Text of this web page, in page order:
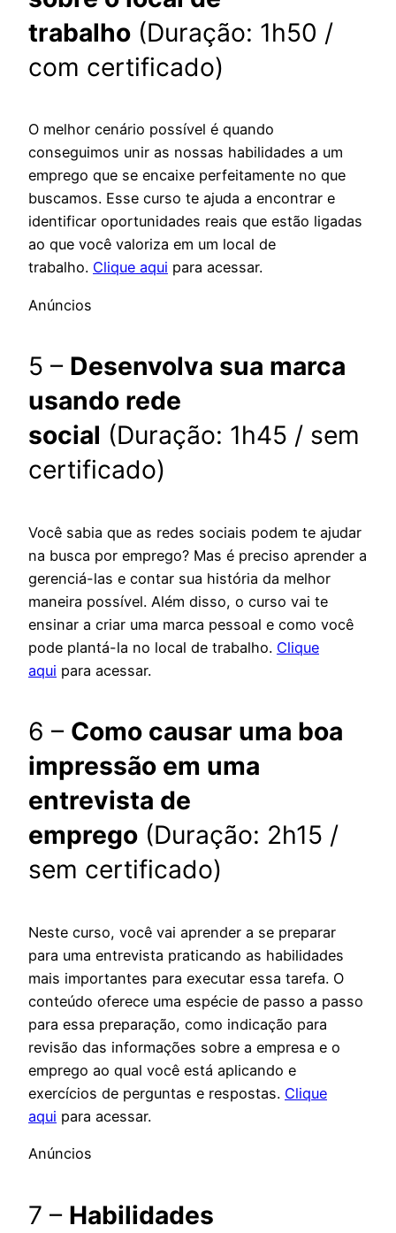
trabalho (Duração: 1h50 /
com certificado)
O melhor cenário possível é quando
conseguimos unir as nossas habilidades a um
emprego que se encaixe perfeitamente no que
buscamos. Esse curso te ajuda a encontrar e
identificar oportunidades reais que estão ligadas
ao que você valoriza em um local de
trabalho. Clique aqui para acessar.
Anúncios
5 – Desenvolva sua marca
usando rede
social (Duração: 1h45 / sem
certificado)
Você sabia que as redes sociais podem te ajudar
na busca por emprego? Mas é preciso aprender a
gerenciá-las e contar sua história da melhor
maneira possível. Além disso, o curso vai te
ensinar a criar uma marca pessoal e como você
pode plantá-la no local de trabalho. Clique
aqui para acessar.
6 – Como causar uma boa
impressão em uma
entrevista de
emprego (Duração: 2h15 /
sem certificado)
Neste curso, você vai aprender a se preparar
para uma entrevista praticando as habilidades
mais importantes para executar essa tarefa. O
conteúdo oferece uma espécie de passo a passo
para essa preparação, como indicação para
revisão das informações sobre a empresa e o
emprego ao qual você está aplicando e
exercícios de perguntas e respostas. Clique
aqui para acessar.
Anúncios
7 – Habilidades